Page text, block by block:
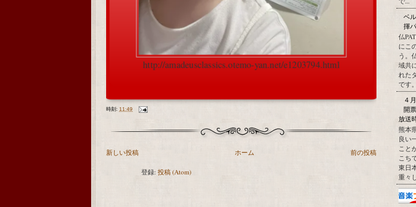
http://amadeusclassics.otemo-yan.net/e1203794.html
時刻: 11:49
新しい投稿 前の投稿
ホーム
登録: 投稿 (Atom)
ベ
揮
仏
にこ
う。
域共
れた
です
４
開
放送
熊本
良い
こと
こち
東日
重々